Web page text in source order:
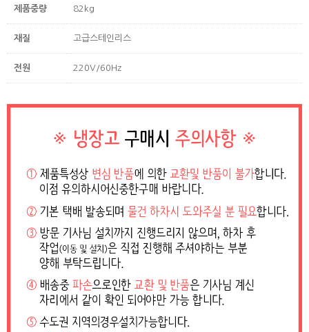
제품중량 82kg
재질 고급스테인리스
전원 220V/60Hz